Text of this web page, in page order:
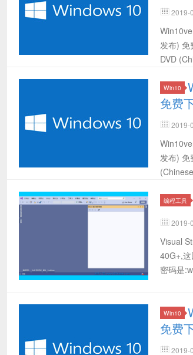
2019-
(2019-07
发布) 免
DVD
Win10
免费
2019-
(2019-07
发布) 免
编程工具
2019-
专业版激
Visual
40G+,
密码是
Win10
免费
2019-